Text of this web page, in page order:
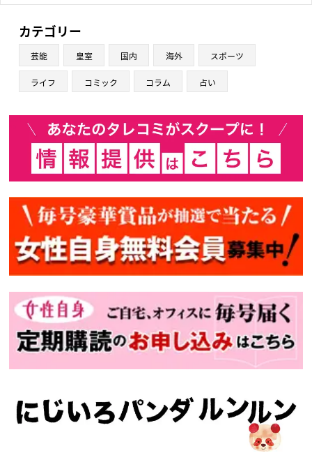
カテゴリー
芸能 皇室 国内 海外 スポーツ
ライフ コミック コラム 占い